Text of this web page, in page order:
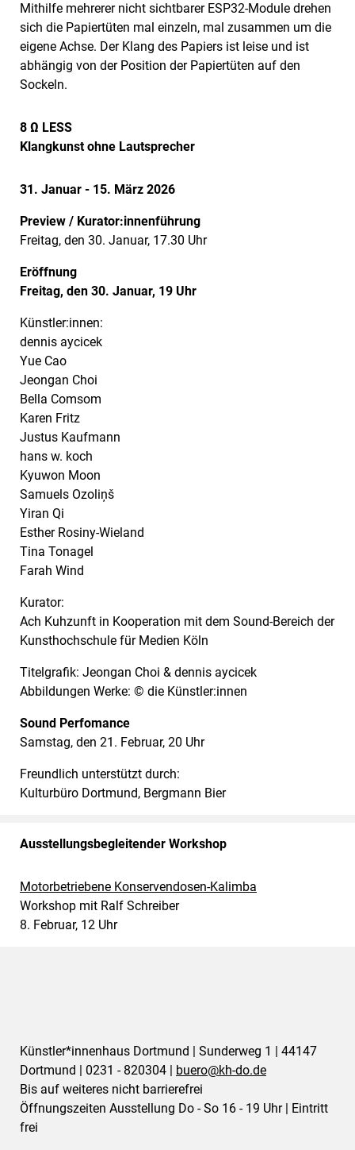
Mithilfe mehrerer nicht sichtbarer ESP32-Module drehen
sich die Papiertüten mal einzeln, mal zusammen um die
eigene Achse. Der Klang des Papiers ist leise und ist
abhängig von der Position der Papiertüten auf den
Sockeln.
8 Ω LESS
Klangkunst ohne Lautsprecher
31. Januar - 15. März 2026
Preview / Kurator:innenführung
Freitag, den 30. Januar, 17.30 Uhr
Eröffnung
Freitag, den 30. Januar, 19 Uhr
Künstler:innen:
dennis aycicek
Yue Cao
Jeongan Choi
Bella Comsom
Karen Fritz
Justus Kaufmann
hans w. koch
Kyuwon Moon
Samuels Ozoliņš
Yiran Qi
Esther Rosiny-Wieland
Tina Tonagel
Farah Wind
Kurator:
Ach Kuhzunft in Kooperation mit dem Sound-Bereich der
Kunsthochschule für Medien Köln
Titelgrafik: Jeongan Choi & dennis aycicek
Abbildungen Werke: © die Künstler:innen
Sound Perfomance
Samstag, den 21. Februar, 20 Uhr
Freundlich unterstützt durch:
Kulturbüro Dortmund, Bergmann Bier
Ausstellungsbegleitender Workshop
Motorbetriebene Konservendosen-Kalimba
Workshop mit Ralf Schreiber
8. Februar, 12 Uhr
Künstler*innenhaus Dortmund | Sunderweg 1 | 44147
Dortmund | 0231 - 820304 | buero@kh-do.de
Bis auf weiteres nicht barrierefrei
Öffnungszeiten Ausstellung Do - So 16 - 19 Uhr | Eintritt
frei